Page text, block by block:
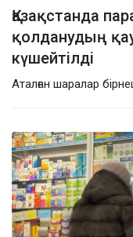
Қазақстанда
қолданудың
күшейтілді
Аталған шаралар